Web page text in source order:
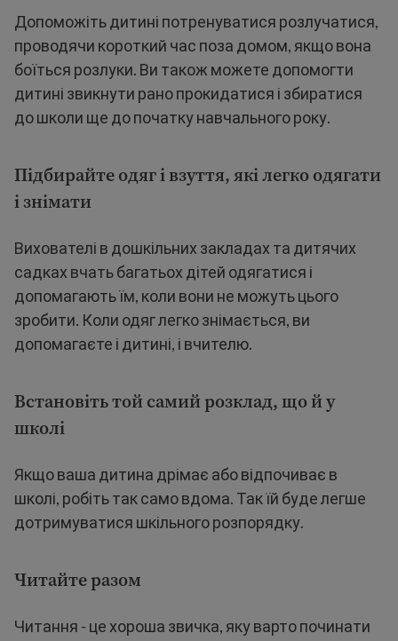
Допоможіть дитині потренуватися розлучатися,
проводячи короткий час поза домом, якщо вона
боїться розлуки. Ви також можете допомогти
дитині звикнути рано прокидатися і збиратися
до школи ще до початку навчального року.
Підбирайте одяг і взуття, які легко одягати
і знімати
Вихователі в дошкільних закладах та дитячих
садках вчать багатьох дітей одягатися і
допомагають їм, коли вони не можуть цього
зробити. Коли одяг легко знімається, ви
допомагаєте і дитині, і вчителю.
Встановіть той самий розклад, що й у
школі
Якщо ваша дитина дрімає або відпочиває в
школі, робіть так само вдома. Так їй буде легше
дотримуватися шкільного розпорядку.
Читайте разом
Читання - це хороша звичка, яку варто починати